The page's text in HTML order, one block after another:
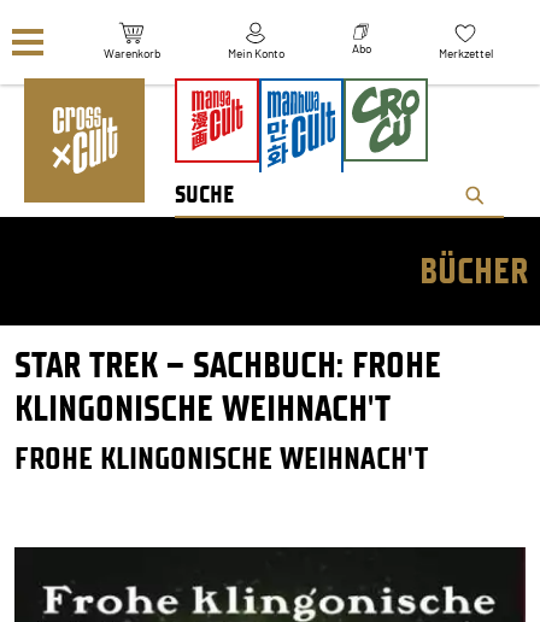
Warenkorb Mein Konto Abo Merkzettel
BÜCHER
STAR TREK – SACHBUCH: FROHE
KLINGONISCHE WEIHNACH'T
FROHE KLINGONISCHE WEIHNACH'T